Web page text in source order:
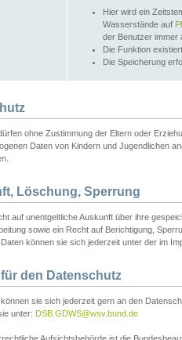
Hier wird ein
Wasserstände auf
der Benutzer immer
Die Funktion
Die Speicherung
ohne Zustimmung der Eltern oder
Daten von Kindern und Jugendlichen
Löschung, Sperrung
auf unentgeltliche Auskunft über ihre
sowie ein Recht auf Berichtigung,
können sie sich jederzeit unter der im
den Datenschutz
sie sich jederzeit gern an den
unter: DSB.GDWS@wsv.bund.de